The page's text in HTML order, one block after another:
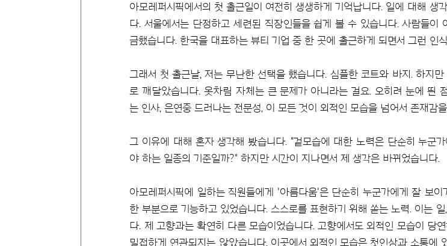
아모레퍼시픽에서의 첫 출근일이 여전히 생생하게 기억납니다. 일에 대해 생
다. 서울에서는 단정하고 세련된 직장인들을 쉽게 볼 수 있습니다. 사람들
금했습니다. 한국을 대표하는 뷰티 기업 중 한 곳에 출근하게 되면서 그런 인
그래서 첫 출근날, 저는 무난한 선택을 했습니다. 심플한 코트와 바지. 하지
로 깨달았습니다. 옷차림 자체는 큰 문제가 아니라는 걸요. 오히려 눈에 띈
는 인사, 은연중 드러나는 전문성, 이 모든 것이 외적인 모습을 넘어서 존재감
그 이유에 대해 혼자 생각해 봤습니다. "겉모습에 대한 노력은 단순히 누군
야 하는 일종의 기준일까?" 하지만 시간이 지나면서 제 생각은 바뀌었습니다.
아모레퍼시픽에 일하는 직원들에게 '아름다움'은 단순히 누군가에게 잘 보
한 부분으로 기능하고 있었습니다. 스스로를 표현하기 위해 쏟는 노력. 이는
다. 제 고향과는 확연히 다른 모습이었습니다. 고향에서도 외적인 모습이 당
밀접하게 연관되지는 않았습니다. 이곳에서 외적인 모습은 첫인상과 소통에